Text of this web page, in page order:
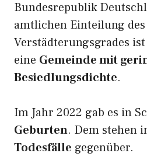
Bundesrepublik
amtlichen Einteilung des
Verstädterungsgrades
eine Gemeinde mit
Besiedlungsdichte.
Im Jahr 2022 gab es in
Geburten. Dem stehen
Todesfälle gegenüber.